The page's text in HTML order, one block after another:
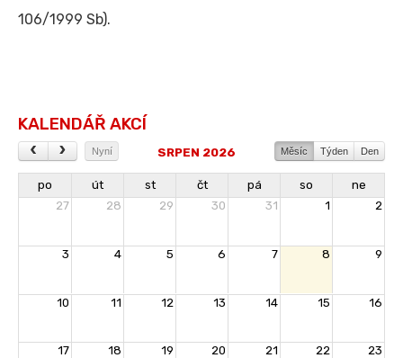
106/1999 Sb).
KALENDÁŘ AKCÍ
Nyní Měsíc Týden Den
SRPEN 2026
po út st čt pá so
ne
27
28 29 30 31 1 2
3 4 5 6 7 8 9
10 11 12 13 14 15 16
17 18 19 20 21 22 23